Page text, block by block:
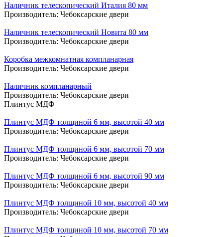
Наличник телескопический Италия 80 мм
Производитель: Чебоксарские двери
Наличник телескопический Новита 80 мм
Производитель: Чебоксарские двери
Коробка межкомнатная компланарная
Производитель: Чебоксарские двери
Наличник компланарный
Производитель: Чебоксарские двери
Плинтус МДФ
Плинтус МДФ толщиной 6 мм, высотой 40 мм
Производитель: Чебоксарские двери
Плинтус МДФ толщиной 6 мм, высотой 70 мм
Производитель: Чебоксарские двери
Плинтус МДФ толщиной 6 мм, высотой 90 мм
Производитель: Чебоксарские двери
Плинтус МДФ толщиной 10 мм, высотой 40 мм
Производитель: Чебоксарские двери
Плинтус МДФ толщиной 10 мм, высотой 70 мм